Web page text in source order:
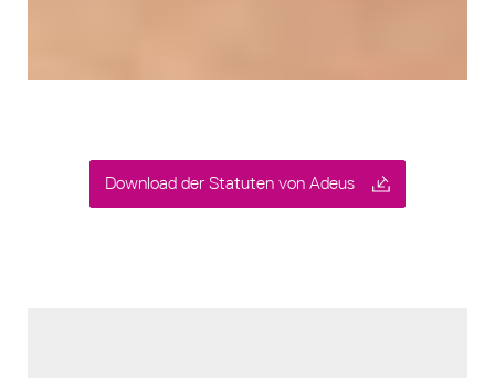
Download der Statuten von Adeus